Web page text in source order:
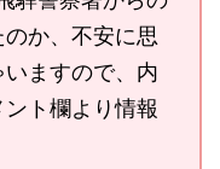
か、不安に思
ますので、内
ト欄より情報